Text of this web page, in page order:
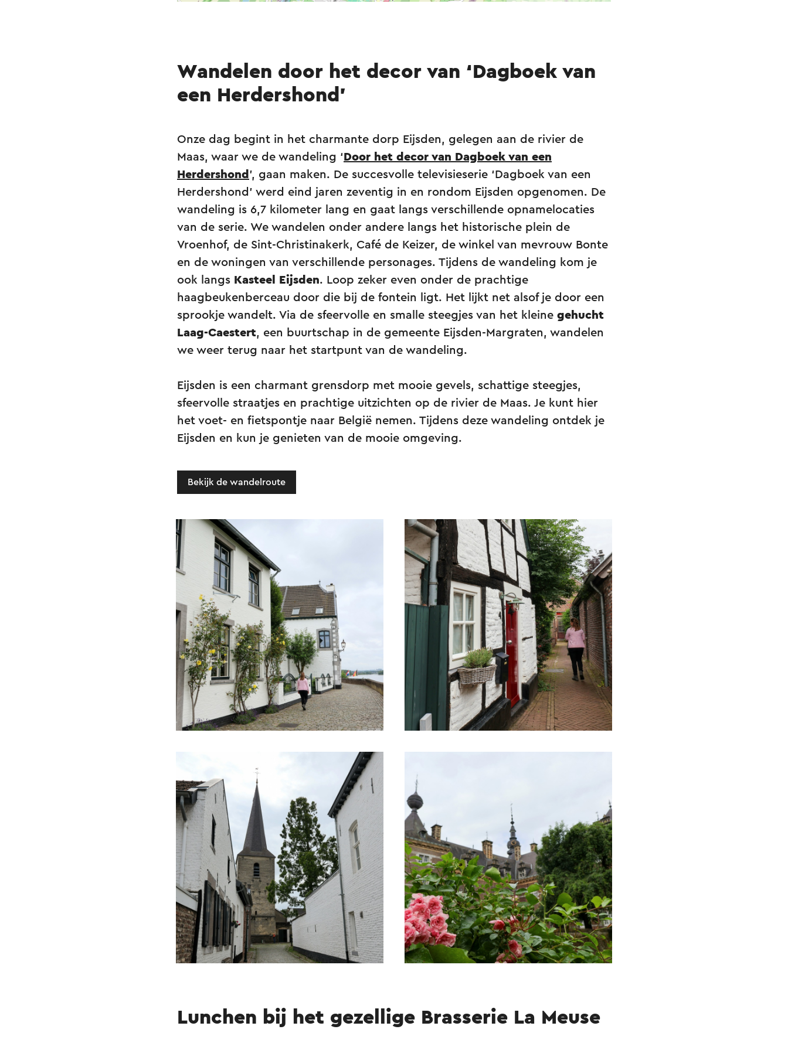
Wandelen door het decor van ‘Dagboek van
een Herdershond’
Onze dag begint in het charmante dorp Eijsden, gelegen aan de rivier de
Maas, waar we de wandeling ‘ Door het decor van Dagboek van een
Herdershond ’, gaan maken. De succesvolle televisieserie ‘Dagboek van een
Herdershond’ werd eind jaren zeventig in en rondom Eijsden opgenomen. De
wandeling is 6,7 kilometer lang en gaat langs verschillende opnamelocaties
van de serie. We wandelen onder andere langs het historische plein de
Vroenhof, de Sint-Christinakerk, Café de Keizer, de winkel van mevrouw Bonte
en de woningen van verschillende personages. Tijdens de wandeling kom je
ook langs Kasteel Eijsden. Loop zeker even onder de prachtige
haagbeukenberceau door die bij de fontein ligt. Het lijkt net alsof je door een
sprookje wandelt. Via de sfeervolle en smalle steegjes van het kleine gehucht
Laag-Caestert, een buurtschap in de gemeente Eijsden-Margraten, wandelen
we weer terug naar het startpunt van de wandeling.
Eijsden is een charmant grensdorp met mooie gevels, schattige steegjes,
sfeervolle straatjes en prachtige uitzichten op de rivier de Maas. Je kunt hier
het voet- en fietspontje naar België nemen. Tijdens deze wandeling ontdek je
Eijsden en kun je genieten van de mooie omgeving.
Bekijk de wandelroute
Lunchen bij het gezellige Brasserie La Meuse